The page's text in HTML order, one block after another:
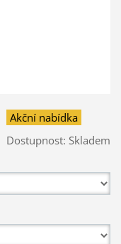
Akční nabídka
Dostupnost: Skladem